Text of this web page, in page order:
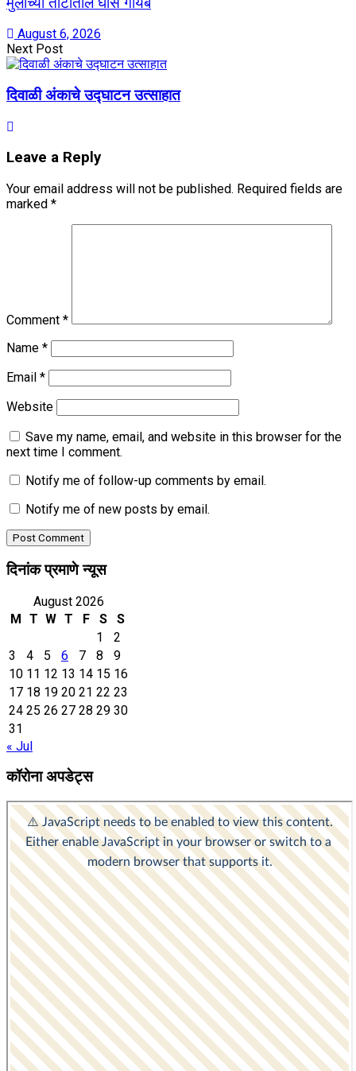
August 6, 2026
Next Post
दिवाळी अंकाचे उद्घाटन उत्साहात
Leave a Reply
Your email address will not be published. Required fields are
marked *
Comment *
Name *
Email *
Website
Save my name, email, and website in this browser for the
next time I comment.
Notify me of follow-up comments by email.
Notify me of new posts by email.
दिनांक प्रमाणे न्यूस
August 2026
M T W T F S
S
1
2
3
4 5 6 7 8
9
10 11 12 13 14 15 16
17 18 19 20 21 22 23
24 25 26 27 28 29 30
31
« Jul
कॉरोना अपडेट्स